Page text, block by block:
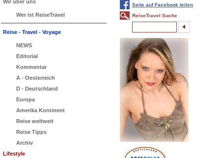
Wir über uns
Wer ist ReiseTravel
Reise - Travel - Voyage
NEWS
Editorial
Kommentar
A - Oesterreich
D - Deutschland
Europa
Amerika Kontinent
Reise weltweit
Reise Tipps
Archiv
Lifestyle
Seite auf Facebook teilen
ReiseTravel Suche